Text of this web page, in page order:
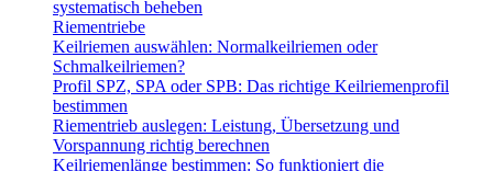
systematisch beheben
Riementriebe
Keilriemen auswählen: Normalkeilriemen oder
Schmalkeilriemen?
Profil SPZ, SPA oder SPB: Das richtige Keilriemenprofil
bestimmen
Riementrieb auslegen: Leistung, Übersetzung und
Vorspannung richtig berechnen
Keilriemenlänge bestimmen: So funktioniert die